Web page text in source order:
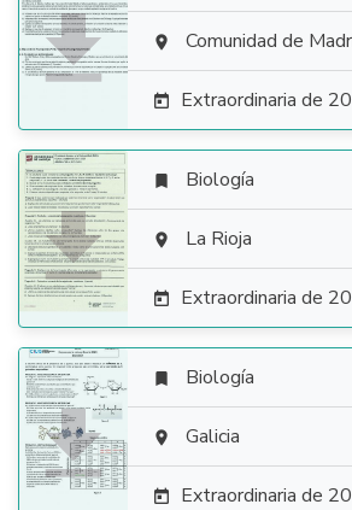
  Comunidad de
 Extraordinaria de

 Biología
 La Rioja
 Extraordinaria de

 Biología
 Galicia
 Extraordinaria de